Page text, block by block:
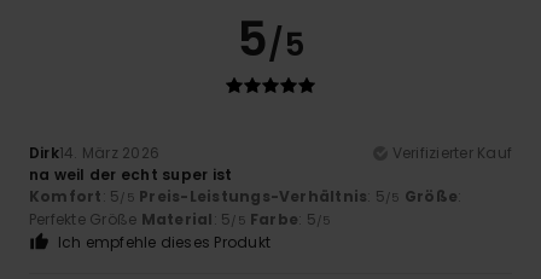
5/5
Dirk14. März 2026
Verifizierter Kauf
na weil der echt super ist
Komfort: 5/5 Preis-Leistungs-Verhältnis: 5/5 Größe:
Perfekte Größe Material: 5/5 Farbe: 5/5
Ich empfehle dieses Produkt